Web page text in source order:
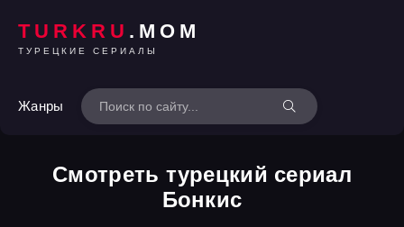
TURKRU .MOM
ТУРЕЦКИЕ СЕРИАЛЫ
Жанры
Смотреть турецкий сериал
Бонкис